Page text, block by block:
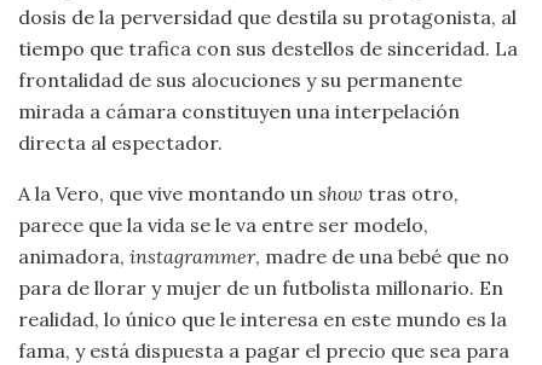
dosis de la perversidad que destila su protagonista, al
tiempo que trafica con sus destellos de sinceridad. La
frontalidad de sus alocuciones y su permanente
mirada a cámara constituyen una interpelación
directa al espectador.
A la Vero, que vive montando un show tras otro,
parece que la vida se le va entre ser modelo,
animadora, instagrammer, madre de una bebé que no
para de llorar y mujer de un futbolista millonario. En
realidad, lo único que le interesa en este mundo es la
fama, y está dispuesta a pagar el precio que sea para